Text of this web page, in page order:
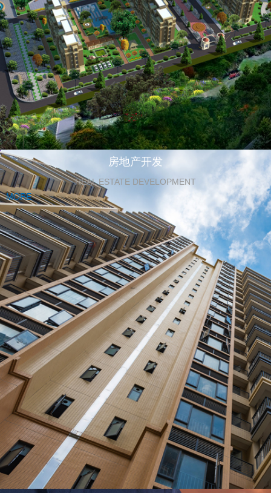
房地产开发
REAL ESTATE DEVELOPMENT
MORE